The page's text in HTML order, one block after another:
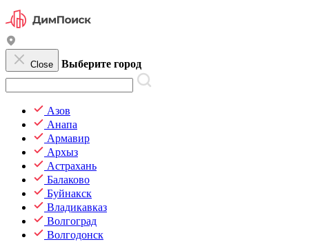
Close Выберите город
Азов
Анапа
Армавир
Архыз
Астрахань
Балаково
Буйнакск
Владикавказ
Волгоград
Волгодонск